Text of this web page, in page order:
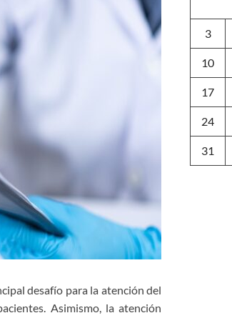
desafío para la atención del
Asimismo, la atención
3
10
17
24
31